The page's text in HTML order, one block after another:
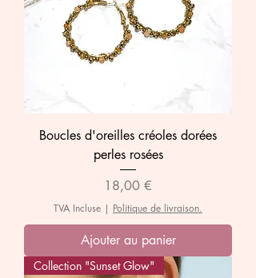
Boucles d'oreilles créoles dorées
perles rosées
Prix
18,00 €
TVA Incluse | Politique de livraison.
Ajouter au panier
Collection "Sunset Glow"